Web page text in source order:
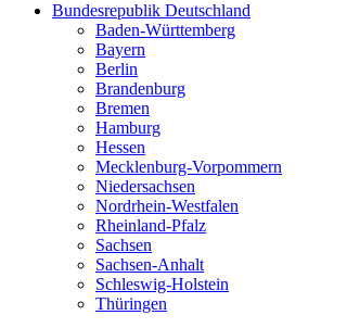
Bundesrepublik Deutschland
Baden-Württemberg
Bayern
Berlin
Brandenburg
Bremen
Hamburg
Hessen
Mecklenburg-Vorpommern
Niedersachsen
Nordrhein-Westfalen
Rheinland-Pfalz
Sachsen
Sachsen-Anhalt
Schleswig-Holstein
Thüringen